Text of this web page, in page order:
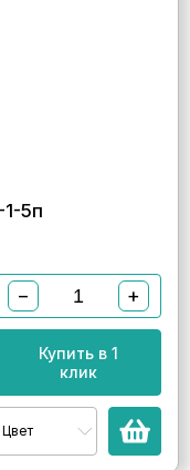
5п
− +
Купить в 1
клик
Цвет